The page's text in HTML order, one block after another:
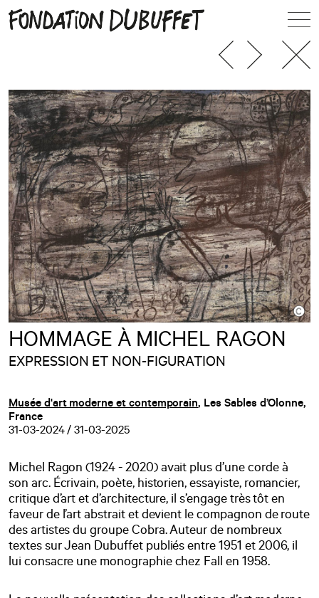
HOMMAGE À MICHEL RAGON
EXPRESSION ET NON-FIGURATION
Musée d'art moderne et contemporain, Les Sables d’Olonne,
France
31-03-2024 / 31-03-2025
Michel Ragon (1924 - 2020) avait plus d’une corde à
son arc. Écrivain, poète, historien, essayiste, romancier,
critique d’art et d’architecture, il s’engage très tôt en
faveur de l’art abstrait et devient le compagnon de route
des artistes du groupe Cobra. Auteur de nombreux
textes sur Jean Dubuffet publiés entre 1951 et 2006, il
lui consacre une monographie chez Fall en 1958.